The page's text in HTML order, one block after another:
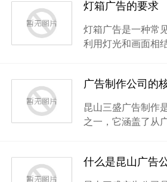
灯箱广告的要求
灯箱广告是一种常
利用灯光和画面相
广告制作公司的
昆山三盛广告制作
之一，它涵盖了从
什么是昆山广告